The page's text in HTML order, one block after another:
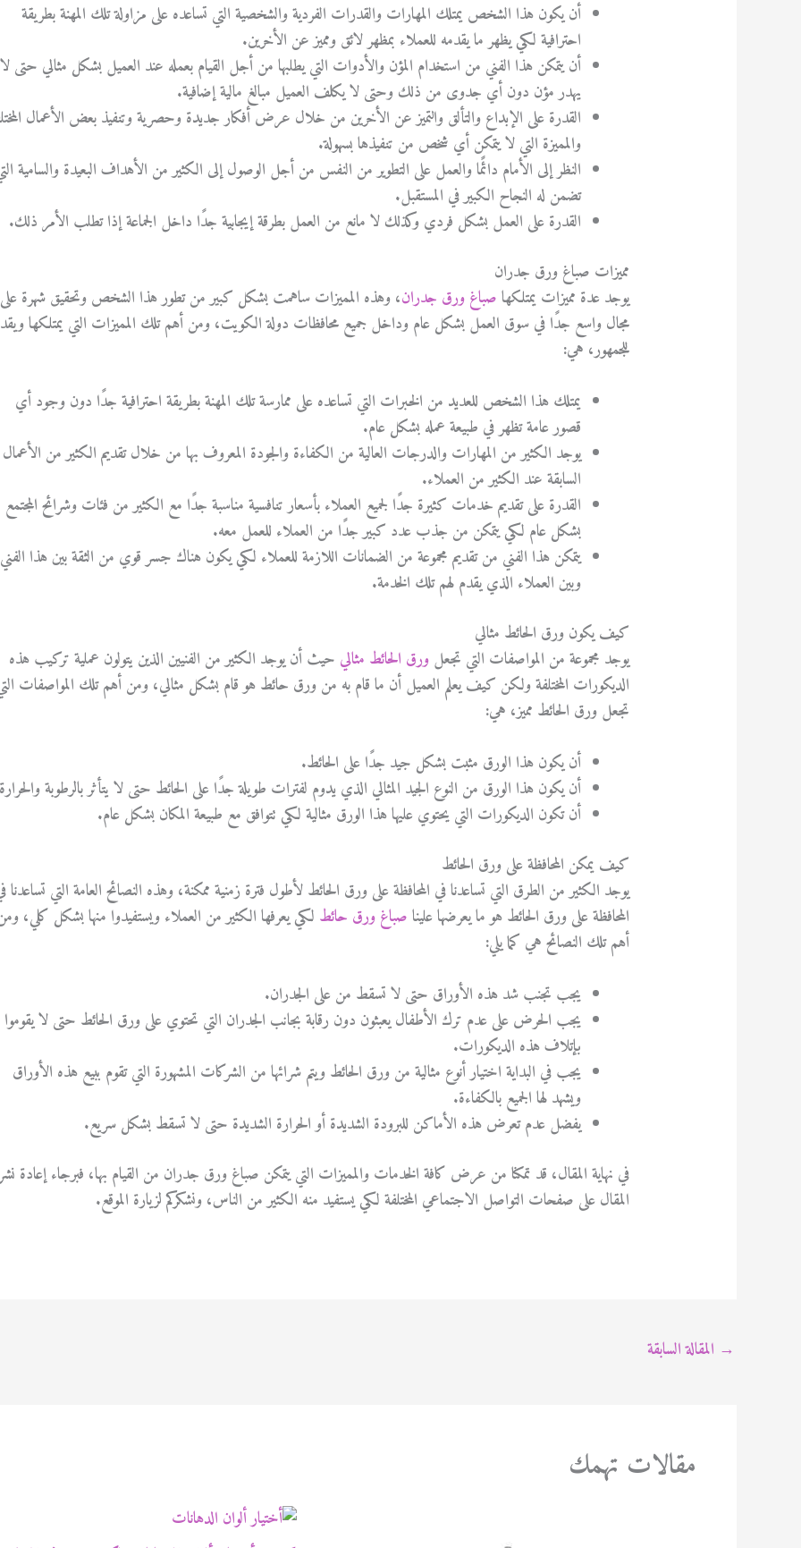
أن يكون هذا الشخص يمتلك المهارات والقدرات الفردية والشخصية التي تساعده على مزاولة تلك المهنة بطريقة
احترافية لكي يظهر ما يقدمه للعملاء بمظهر لائق ومميز عن الأخرين.
أن يتمكن هذا الفني من استخدام المؤن والأدوات التي يطلبها من أجل القيام بعمله عند العميل بشكل مثالي حتى لا
يهدر مؤن دون أي جدوى من ذلك وحتى لا يكلف العميل مبالغ مالية إضافية.
القدرة على الإبداع والتألق والتميز عن الأخرين من خلال عرض أفكار جديدة وحصرية وتنفيذ بعض الأعمال
والمميزة التي لا يتمكن أي شخص من تنفيذها بسهولة.
النظر إلى الأمام دائًما والعمل على التطوير من النفس من أجل الوصول إلى الكثير من الأهداف البعيدة والسامية
تضمن له النجاح الكبير في المستقبل.
القدرة على العمل بشكل فردي وكذلك لا مانع من العمل بطرقة إيجابية جدًا داخل الجماعة إذا تطلب الأمر ذلك.
مميزات صباغ ورق جدران
يوجد عدة مميزات يمتلكهاصباغ ورق جدران، وهذه المميزات ساهمت بشكل كبير من تطور هذا الشخص وتحقيق شهرة على
مجال واسع جدًا في سوق العمل بشكل عام وداخل جميع محافظات دولة الكويت، ومن أهم تلك المميزات التي يمتلكها
للجمهور، هي:
يمتلك هذا الشخص للعديد من الخبرات التي تساعده على ممارسة تلك المهنة بطريقة احترافية جدًا دون وجود أي
قصور عامة تظهر في طبيعة عمله بشكل عام.
يوجد الكثير من المهارات والدرجات العالية من الكفاءة والجودة المعروف بها من خلال تقديم الكثير من الأعمال
السابقة عند الكثير من العملاء.
القدرة على تقديم خدمات كثيرة جدًا لجميع العملاء بأسعار تنافسية مناسبة جدًا مع الكثير من فئات وشرائح المجتمع
بشكل عام لكي يتمكن من جذب عدد كبير جدًا من العملاء للعمل معه.
يتمكن هذا الفني من تقديم مجموعة من الضمانات اللازمة للعملاء لكي يكون هناك جسر قوي من الثقة بين هذا الفني
وبين العملاء الذي يقدم لهم تلك الخدمة.
كيف يكون ورق الحائط مثالي
يوجد مجموعة من المواصفات التي تجعلورق الحائط مثالي حيث أن يوجد الكثير من الفنيين الذين يتولون عملية تركيب هذه
الديكورات المختلفة ولكن كيف يعلم العميل أن ما قام به من ورق حائط هو قام بشكل مثالي، ومن أهم تلك المواصفات
تجعل ورق الحائط مميز، هي:
أن يكون هذا الورق مثبت بشكل جيد جدًا على الحائط.
أن يكون هذا الورق من النوع الجيد المثالي الذي يدوم لفترات طويلة جدًا على الحائط حتى لا يتأثر بالرطوبة
أن تكون الديكورات التي يحتوي عليها هذا الورق مثالية لكي تتوافق مع طبيعة المكان بشكل عام.
كيف يمكن المحافظة على ورق الحائط
يوجد الكثير من الطرق التي تساعدنا في المحافظة على ورق الحائط لأطول فترة زمنية ممكنة، وهذه النصائح العامة التي تساعدنا
المحافظة على ورق الحائط هو ما يعرضها عليناصباغ ورق حائط لكي يعرفها الكثير من العملاء ويستفيدوا منها بشكل كلي،
أهم تلك النصائح هي كما يلي:
يجب تجنب شد هذه الأوراق حتى لا تسقط من على الجدران.
يجب الحرض على عدم ترك الأطفال يعبثون دون رقابة بجانب الجدران التي تحتوي على ورق الحائط حتى لا يقوموا
بإتلاف هذه الديكورات.
يجب في البداية اختيار أنوع مثالية من ورق الحائط ويتم شرائها من الشركات المشهورة التي تقوم ببيع هذه الأوراق
ويشهد لها الجميع بالكفاءة.
يفضل عدم تعرض هذه الأماكن للبرودة الشديدة أو الحرارة الشديدة حتى لا تسقط بشكل سريع.
في نهاية المقال، قد تمكنا من عرض كافة الخدمات والمميزات التي يتمكن صباغ ورق جدران من القيام بها، فبرجاء إعادة
المقال على صفحات التواصل الاجتماعي المختلفة لكي يستفيد منه الكثير من الناس، ونشكركم لزيارة الموقع.
→ المقالة السابقة
مقالات تهمك